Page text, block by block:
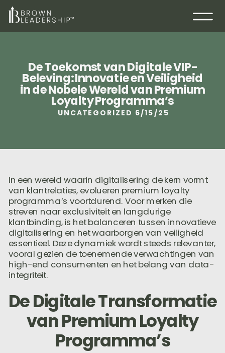
De Toekomst van Digitale VIP-
Beleving: Innovatie en Veiligheid
in de Nobele Wereld van Premium
Loyalty Programma’s
6/15/25
UNCATEGORIZED
In een wereld waarin digitalisering de kern vormt
van klantrelaties, evolueren premium loyalty
programma’s voortdurend. Voor merken die
streven naar exclusiviteit en langdurige
klantbinding, is het balanceren tussen innovatieve
digitalisering en het waarborgen van veiligheid
essentieel. Deze dynamiek wordt steeds relevanter,
vooral gezien de toenemende verwachtingen van
high-end consumenten en het belang van data-
integriteit.
De Digitale Transformatie
van Premium Loyalty
Programma’s